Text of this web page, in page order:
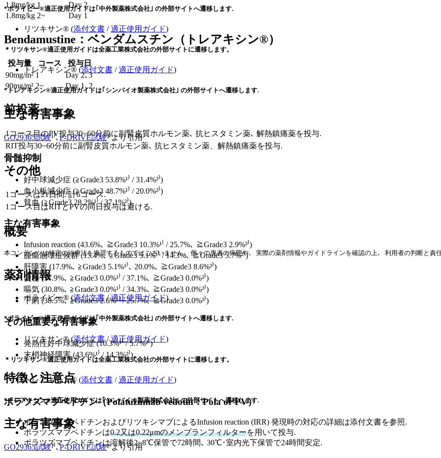
*ポライビー®適正使用ガイドは｢中外製薬株式会社｣ の外部サイトへ遷移します.
リツキサン® (添付文書 /適正使用ガイド)
＊リツキサン®適正使用ガイドは全薬工業株式会社の外部サイトに遷移します。
トレアキシン® (添付文書 /適正使用ガイド)
*トレアキシン®適正使用ガイドは｢シンバイオ製薬株式会社｣ の外部サイトへ遷移します.
主な有害事象
GO29365試験¹⁾､ P-DRIVE試験²⁾より引用
骨髄抑制
好中球減少症 (≧Grade3 53.8%¹⁾ / 31.4%²⁾)
血小板減少症 (≧Grade3 48.7%¹⁾ / 20.0%²⁾)
貧血 (≧Grade3 28.2%¹⁾ / 37.1%²⁾)
主な有害事象
Infusion reaction (43.6%､ ≧Grade3 10.3%¹⁾ / 25.7%､ ≧Grade3 2.9%²⁾)
腫瘍崩壊症候群 (15.4%､ ≧Grade3 5.1%¹⁾ / 14.3%､ ≧Grade3 5.7%²⁾)
肝障害 (17.9%､ ≧Grade3 5.1%¹⁾､ 20.0%､ ≧Grade3 8.6%²⁾)
便秘 (17.9%､ ≧Grade3 0.0%¹⁾ / 37.1%､ ≧Grade3 0.0%²⁾)
嘔気 (30.8%､ ≧Grade3 0.0%¹⁾ / 34.3%､ ≧Grade3 0.0%²⁾)
下痢 (38.5%､ ≧Grade3 2.6%¹⁾ / 25.7%､ ≧Grade3 0.0%²⁾)
その他重要な有害事象
発熱性好中球減少症 (10.3%¹⁾ / 5.7%²⁾)
末梢神経障害 (43.6%¹⁾ / 14.3%²⁾)
特徴と注意点
ポラツズマブベドチン（Polatuzumab vedotin：Pola or PV）
ポラツズマブベドチンおよびリツキシマブによるInfusion reaction (IRR) 発現時の対応の詳細は添付文書を参照.
ポラツズマブベドチンは0.2又は0.22μmのメンブランフィルターを用いて投与.
ポラツズマブベドチンは溶解後2~8℃保管で72時間､ 30℃･室内光下保管で24時間安定.
1.8mg/kg 1
Day 2
1.8mg/kg 2~ Day 1
Bendamustine：ベンダムスチン（トレアキシン®）
投与量 コース
投与日
90mg/m² 1
Day 2､3
90mg/m² 2~ Day 1､2
前投薬
1コース目のPV投与30~60分前に副腎皮質ホルモン薬､ 抗ヒスタミン薬､ 解熱鎮痛薬を投与.
RIT投与30~60分前に副腎皮質ホルモン薬､ 抗ヒスタミン薬、解熱鎮痛薬を投与.
その他
1コースは21日間. 計6コース.
1コース目はRITとPVの同日投与は避ける.
概要
本コンテンツは特定の治療法を推奨するものではございません. 個々の患者の病態や､ 実際の薬剤情報やガイドラインを確認の上､ 利用者の判断と責
薬剤情報
ポライビー® (添付文書/適正使用ガイド)
*ポライビー®適正使用ガイドは｢中外製薬株式会社｣ の外部サイトへ遷移します.
リツキサン® (添付文書/適正使用ガイド)
＊リツキサン®適正使用ガイドは全薬工業株式会社の外部サイトに遷移します。
トレアキシン® (添付文書 /適正使用ガイド)
*トレアキシン®適正使用ガイドは｢シンバイオ製薬株式会社｣ の外部サイトへ遷移します.
主な有害事象
GO29365試験¹⁾､P-DRIVE試験²⁾より引用